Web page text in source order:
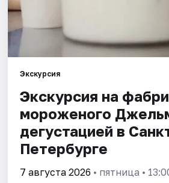
Экскурсия
Экскурсия на
мороженого
дегустацией в
Петербурге
7 августа 2026 • пятница •